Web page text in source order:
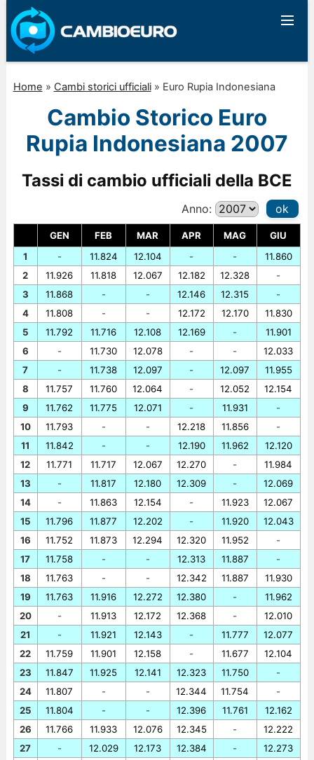
Home » Cambi storici ufficiali» Euro Rupia Indonesiana
Cambio Storico Euro
Rupia Indonesiana 2007
Tassi di cambio ufficiali della BCE
Anno: ok
GEN FEB MAR APR MAG
GIU
1
2
3
4
5
6
7
8
9
10
11
12
13
14
15
16
17
18
19
20
21
22
23
24
25
26
27
-
11.926
11.868
11.808
11.792
-
-
11.757
11.762
11.793
11.842
11.771
-
-
11.796
11.752
11.758
11.763
11.763
-
-
11.759
11.847
11.807
11.804
11.766
-
11.824
11.818
-
-
11.716
11.730
11.738
11.760
11.775
-
-
11.717
11.817
11.863
11.877
11.873
-
-
11.916
11.913
11.921
11.901
11.925
-
-
11.933
12.029
12.104
12.067
-
-
12.108
12.078
12.097
12.064
12.071
-
-
12.067
12.180
12.154
12.202
12.294
-
-
12.272
12.172
12.143
12.158
12.141
-
-
12.076
12.173
-
12.182
12.146
12.172
12.169
-
-
-
-
12.218
12.190
12.270
12.309
-
-
12.320
12.313
12.342
12.380
12.368
-
-
12.323
12.344
12.396
12.345
12.384
-
12.328
12.315
12.170
-
-
12.097
12.052
11.931
11.856
11.962
-
-
11.923
11.920
11.952
11.887
11.887
-
-
11.777
11.677
11.750
11.754
11.761
-
-
11.860
-
-
11.830
11.901
12.033
11.955
12.154
-
-
12.120
11.984
12.069
12.067
12.043
-
-
11.930
11.962
12.010
12.077
12.104
-
-
12.162
12.222
12.273